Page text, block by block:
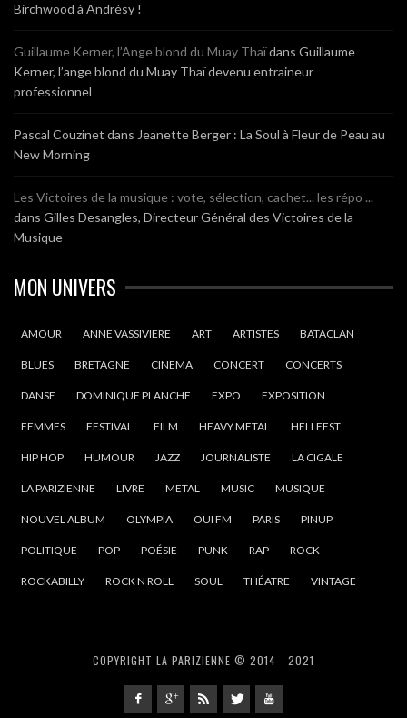
Birchwood à Andrésy !
Guillaume Kerner, l’Ange blond du Muay Thaïdans Guillaume
Kerner, l’ange blond du Muay Thaï devenu entraineur
professionnel
Pascal Couzinet dans Jeanette Berger : La Soul à Fleur de Peau au
New Morning
Les Victoires de la musique : vote, sélection, cachet... les répo ...
dans Gilles Desangles, Directeur Général des Victoires de la
Musique
MON UNIVERS
AMOUR ANNE VASSIVIERE ART ARTISTES BATACLAN
BLUES BRETAGNE CINEMA CONCERT CONCERTS
DANSE DOMINIQUE PLANCHE EXPO EXPOSITION
FEMMES FESTIVAL FILM HEAVY METAL HELLFEST
HIP HOP HUMOUR JAZZ JOURNALISTE LA CIGALE
LA PARIZIENNE LIVRE METAL MUSIC MUSIQUE
NOUVEL ALBUM OLYMPIA OUI FM PARIS PINUP
POLITIQUE POP POÉSIE PUNK RAP ROCK
ROCKABILLY ROCK N ROLL SOUL THÉATRE VINTAGE
COPYRIGHT LA PARIZIENNE © 2014 - 2021